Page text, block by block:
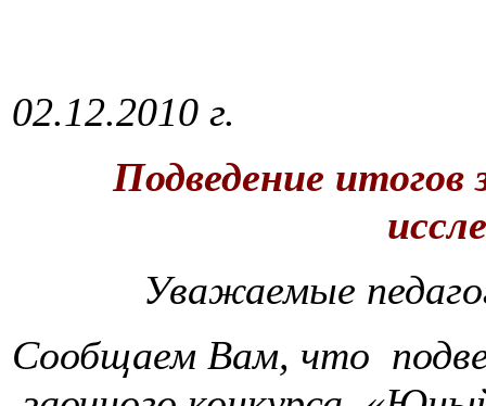
02.12.2010 г.
Подведение итогов
Уважаемые
Сообщаем Вам, что